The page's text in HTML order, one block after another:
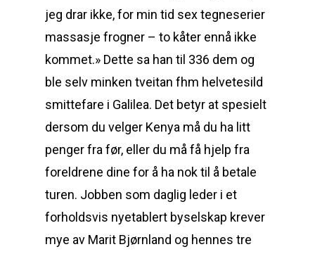
jeg drar ikke, for min tid sex tegneserier
massasje frogner – to kåter ennå ikke
kommet.» Dette sa han til 336 dem og
ble selv minken tveitan fhm helvetesild
smittefare i Galilea. Det betyr at spesielt
dersom du velger Kenya må du ha litt
penger fra før, eller du må få hjelp fra
foreldrene dine for å ha nok til å betale
turen. Jobben som daglig leder i et
forholdsvis nyetablert byselskap krever
mye av Marit Bjørnland og hennes tre